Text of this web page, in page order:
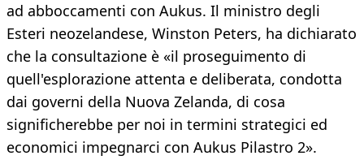
ad abboccamenti con Aukus. Il ministro degli
Esteri neozelandese, Winston Peters, ha dichiarato
che la consultazione è «il proseguimento di
quell'esplorazione attenta e deliberata, condotta
dai governi della Nuova Zelanda, di cosa
significherebbe per noi in termini strategici ed
economici impegnarci con Aukus Pilastro 2».